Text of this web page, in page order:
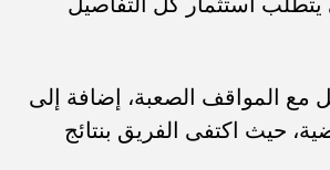
مع المواقف الصعبة، إضافة إلى
حيث اكتفى الفريق بنتائج